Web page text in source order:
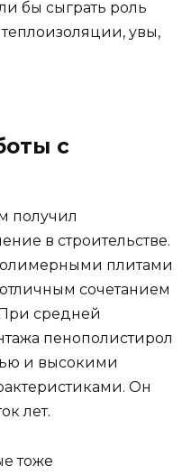
бы сыграть роль
увы,
с
получил
в строительстве.
плитами
сочетанием
средней
пенополистирол
и высокими
Он
лет.
тоже